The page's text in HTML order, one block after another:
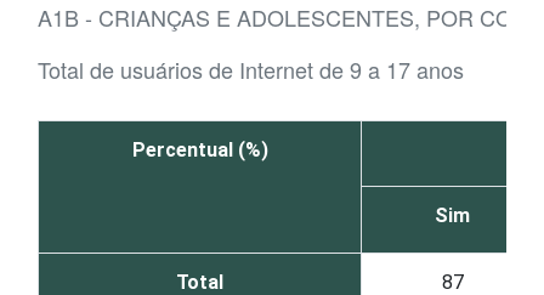
A1B - CRIANÇAS E ADOLESCENTES, POR
Total de usuários de Internet de 9 a 17 anos
Percentual (%)
Sim
Total 87